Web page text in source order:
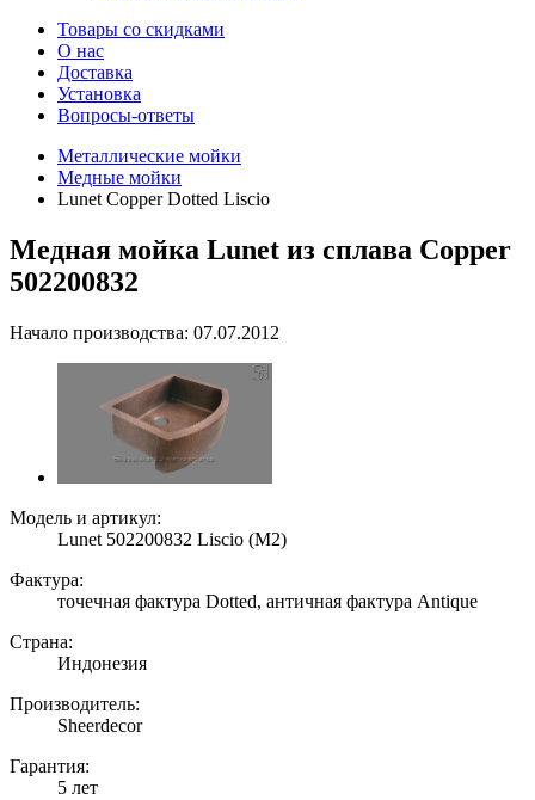
Товары со скидками
О нас
Доставка
Установка
Вопросы-ответы
Металлические мойки
Медные мойки
Lunet Copper Dotted Liscio
Медная мойка Lunet из сплава Copper
502200832
Начало производства: 07.07.2012
Модель и артикул:
Lunet 502200832 Liscio (M2)
Фактура:
точечная фактура Dotted, античная фактура Antique
Страна:
Индонезия
Производитель:
Sheerdecor
Гарантия:
5 лет